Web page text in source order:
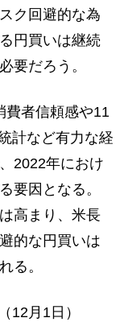
ク回避的な為
円買いは継続
要だろう。
者信頼感や11
計など有力な経
2022年におけ
要因となる。
高まり、米長
的な円買いは
る。
12月1日）